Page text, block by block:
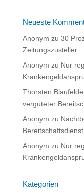
Neueste
Anonym zu 30
Zeitungszusteller
Anonym zu Nur
Thorsten
vergüteter
Anonym zu
Bereitschaftsdienst
Anonym zu Nur
Kategorien